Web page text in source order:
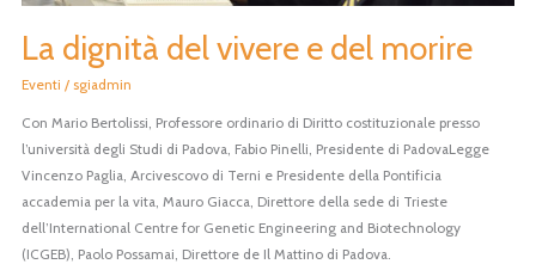
La dignità del vivere e del morire
Eventi /sgiadmin
Con Mario Bertolissi, Professore ordinario di Diritto costituzionale presso
l’università degli Studi di Padova, Fabio Pinelli, Presidente di PadovaLegge
Vincenzo Paglia, Arcivescovo di Terni e Presidente della Pontificia
accademia per la vita, Mauro Giacca, Direttore della sede di Trieste
dell’International Centre for Genetic Engineering and Biotechnology
(ICGEB), Paolo Possamai, Direttore de Il Mattino di Padova.